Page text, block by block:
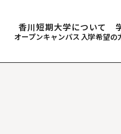
香川短期大学について
オープンキャンパス 入学希望の